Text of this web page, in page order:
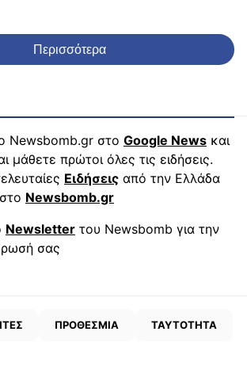
Περισσότερα
Newsbomb.gr στο Google News και
μάθετε πρώτοι όλες τις ειδήσεις.
Ειδήσεις από την Ελλάδα
Newsbomb.gr
Newsletter του Newsbomb για την
σας
ΠΡΟΘΕΣΜΙΑ ΤΑΥΤΟΤΗΤΑ